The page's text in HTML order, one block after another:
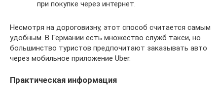
при покупке через интернет.
Несмотря на дороговизну, этот способ считается самым
удобным. В Германии есть множество служб такси, но
большинство туристов предпочитают заказывать авто
через мобильное приложение Uber.
Практическая информация